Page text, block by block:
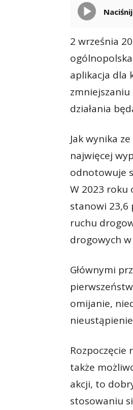
2 września
aplikacja dla
zmniejszaniu
działania
Jak wynika
najwięcej
odnotowuje
W 2023 roku
stanowi 23,6
ruchu
drogowych w
Głównymi
omijanie,
Rozpoczęcie
także
akcji, to
stosowaniu